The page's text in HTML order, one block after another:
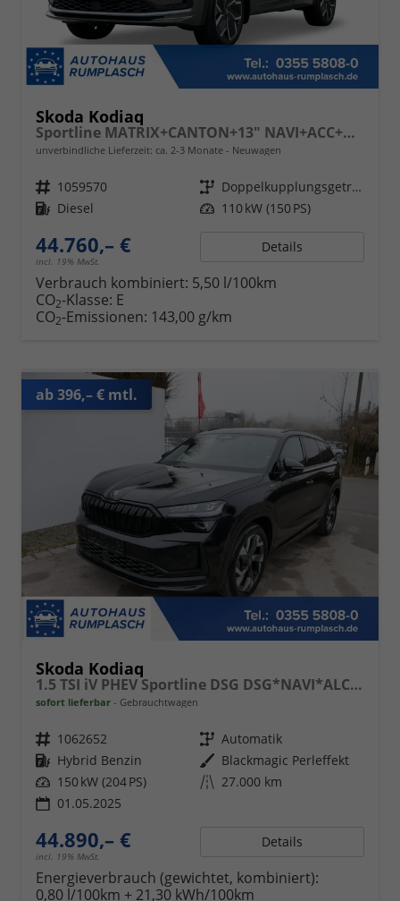
Skoda Kodiaq
Sportline MATRIX+CANTON+13" NAVI+ACC+KAMERA+EL. HECKKL.
unverbindliche Lieferzeit: ca. 2-3 Monate Neuwagen
Fahrzeugnr. 1059570 Getriebe
Doppelkupplungsgetriebe (DSG)
Kraftstoff Diesel Leistung 110 kW (150 PS)
44.760,– €
incl. 19% MwSt.
Details
Verbrauch kombiniert: 5,50 l/100km
CO2-Klasse: E
CO2-Emissionen: 143,00 g/km
ab 396,– € mtl.
Skoda Kodiaq
1.5 TSI iV PHEV Sportline DSG DSG*NAVI*ALCANTARA*TEMPOMAT*RFK*SMARTLINK*KESSY*
sofort lieferbar Gebrauchtwagen
Fahrzeugnr. 1062652 Getriebe Automatik
Kraftstoff Hybrid Benzin Außenfarbe Blackmagic Perleffekt
Leistung 150 kW (204 PS) Kilometerstand 27.000 km
01.05.2025
44.890,– €
incl. 19% MwSt.
Details
Energieverbrauch (gewichtet, kombiniert):
0,80 l/100km + 21,30 kWh/100km